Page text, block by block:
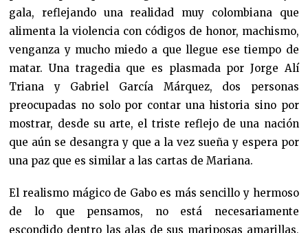
gala, reflejando una realidad muy colombiana que
alimenta la violencia con códigos de honor, machismo,
venganza y mucho miedo a que llegue ese tiempo de
matar. Una tragedia que es plasmada por Jorge Alí
Triana y Gabriel García Márquez, dos personas
preocupadas no solo por contar una historia sino por
mostrar, desde su arte, el triste reflejo de una nación
que aún se desangra y que a la vez sueña y espera por
una paz que es similar a las cartas de Mariana.
El realismo mágico de Gabo es más sencillo y hermoso
de lo que pensamos, no está necesariamente
escondido dentro las alas de sus mariposas amarillas,